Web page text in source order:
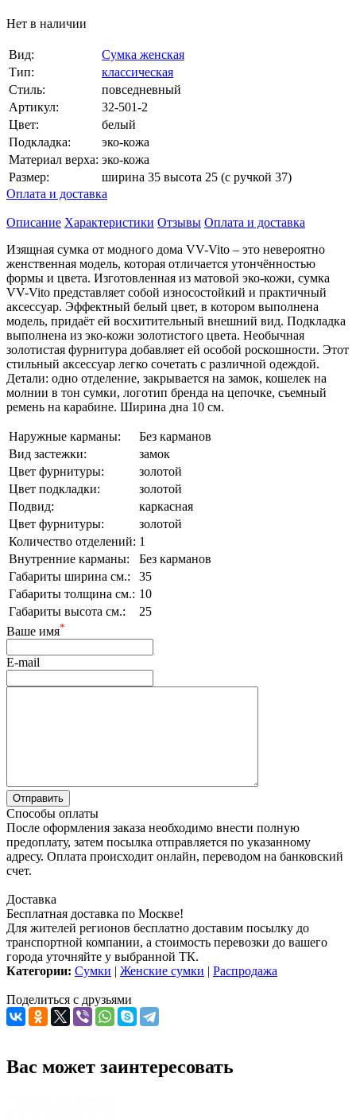
Нет в наличии
Вид:
Сумка женская
Тип:
классическая
Стиль:
повседневный
Артикул:
32-501-2
Цвет:
белый
Подкладка:
эко-кожа
Материал верха: эко-кожа
Размер:
ширина 35 высота 25 (с ручкой 37)
Оплата и доставка
Описание Характеристики Отзывы Оплата и доставка
Изящная сумка от модного дома VV-Vito – это невероятно
женственная модель, которая отличается утончённостью
формы и цвета. Изготовленная из матовой эко-кожи, сумка
VV-Vito представляет собой износостойкий и практичный
аксессуар. Эффектный белый цвет, в котором выполнена
модель, придаёт ей восхитительный внешний вид. Подкладка
выполнена из эко-кожи золотистого цвета. Необычная
золотистая фурнитура добавляет ей особой роскошности. Этот
стильный аксессуар легко сочетать с различной одеждой.
Детали: одно отделение, закрывается на замок, кошелек на
молнии в тон сумки, логотип бренда на цепочке, съемный
ремень на карабине. Ширина дна 10 см.
Наружные карманы:
Без карманов
Вид застежки:
замок
Цвет фурнитуры:
золотой
Цвет подкладки:
золотой
Подвид:
каркасная
Цвет фурнитуры:
золотой
Количество отделений: 1
Внутренние карманы:
Без карманов
Габариты ширина см.:
35
Габариты толщина см.: 10
Габариты высота см.:
25
Ваше имя*
E-mail
Способы оплаты
После оформления заказа необходимо внести полную
предоплату, затем посылка отправляется по указанному
адресу. Оплата происходит онлайн, переводом на банковский
счет.
Доставка
Бесплатная доставка по Москве!
Для жителей регионов бесплатно доставим посылку до
транспортной компании, а стоимость перевозки до вашего
города уточняйте у выбранной ТК.
Категории: Сумки | Женские сумки | Распродажа
Поделиться с друзьями
Вас может заинтересовать